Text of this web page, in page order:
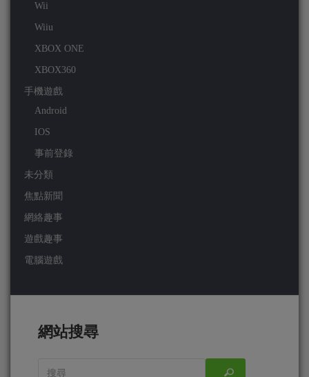
Wii
Wiiu
XBOX ONE
XBOX360
手機遊戲
Android
IOS
事前登錄
未分類
焦點新聞
網絡趣事
遊戲趣事
電腦遊戲
網站搜尋